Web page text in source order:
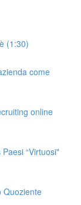
(1:30)
come
online
“Virtuosi"
Quoziente